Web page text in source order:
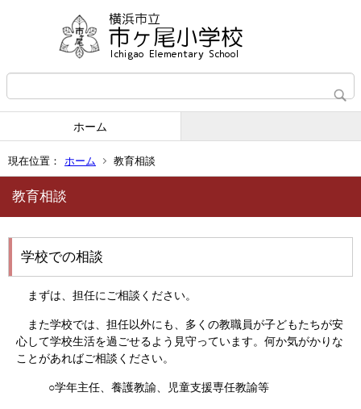
ホーム
現在位置： ホーム 教育相談
教育相談
学校での相談
まずは、担任にご相談ください。
また学校では、担任以外にも、多くの教職員が子どもたちが安
心して学校生活を過ごせるよう見守っています。何か気がかりな
ことがあればご相談ください。
○学年主任、養護教諭、児童支援専任教諭等